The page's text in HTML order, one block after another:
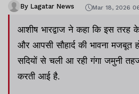
By Lagatar News Mar 18, 2026
आशीष भारद्वाज ने कहा कि इस तरह
और आपसी सौहार्द की भावना मजबूत
सदियों से चली आ रही गंगा जमुनी
करती आई है.